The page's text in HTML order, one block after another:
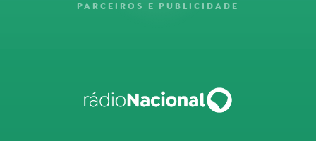
PARCEIROS E PUBLICIDADE